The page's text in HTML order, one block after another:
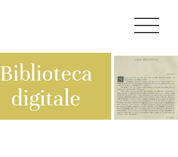
Biblioteca
digitale